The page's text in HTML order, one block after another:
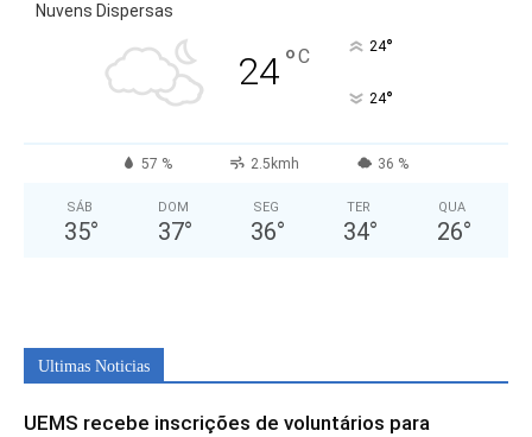
Nuvens Dispersas
24°C 24°
24°
57 % 2.5kmh 36 %
SÁB
35°
DOM
37°
SEG
36°
TER
34°
QUA
26°
Ultimas Noticias
UEMS recebe inscrições de voluntários para